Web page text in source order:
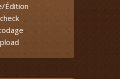
Édition